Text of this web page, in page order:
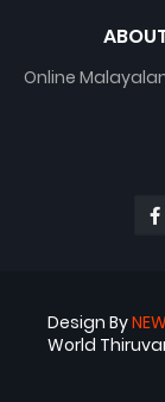
Online
Design By
World